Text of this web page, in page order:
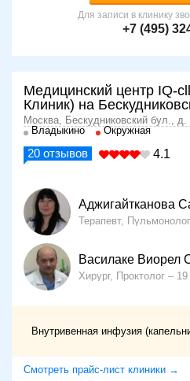
Для записи в клинику
+7 (495)
Медицинский центр IQ-
Клиник) на
Москва, Бескудниковский бул., д.
Владыкино
Окружная
20 отзывов 4.1
Аджигайтканова
Терапевт,
Василаке Виорел
Хирург, Проктолог
Внутривенная инфузия
Смотреть прайс-лист клиники →